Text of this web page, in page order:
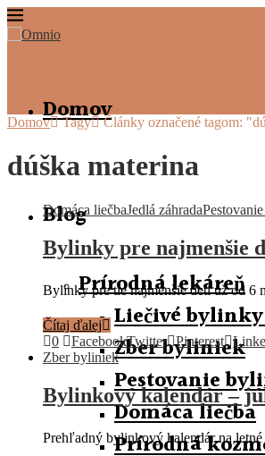
Domov
Blog
Prírodná lekáreň
Liečivé bylinky
Zber byliniek
Pestovanie
Domáca liečba
Prírodná
Domov Tagy Články označené tagom:
dúška materina
Domáca liečbaJedlá záhrada
Bylinky pre najmenšie
Bylinky pre tie najmenšie deti už od 6
Čítaj ďalej
0
FacebookTwitter Pinterest
Zber byliniek
Bylinkový kalendár –
Prehľadný bylinkový kalendár na